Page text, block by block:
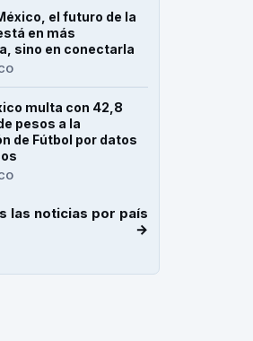
el futuro de la
en más
sino en conectarla
multa con 42,8
pesos a la
de Fútbol por datos
las noticias por país
→